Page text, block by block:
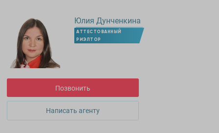
Юлия Дунченкина
АТТЕСТОВАННЫЙ
РИЭЛТОР
Позвонить
Написать агенту